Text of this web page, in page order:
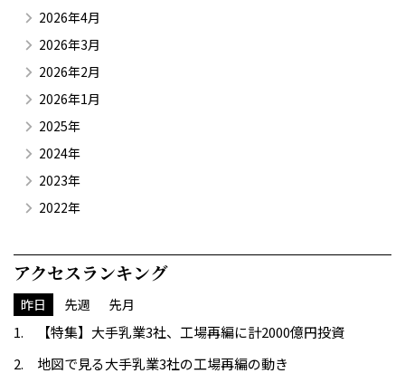
2026年4月
2026年3月
2026年2月
2026年1月
2025年
2024年
2023年
2022年
アクセスランキング
昨日 先週 先月
【特集】大手乳業3社、工場再編に計2000億円投資
地図で見る大手乳業3社の工場再編の動き